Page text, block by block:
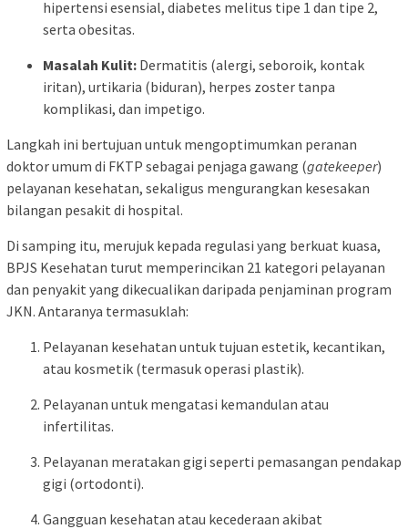
hipertensi esensial, diabetes melitus tipe 1 dan tipe 2,
serta obesitas.
Masalah Kulit: Dermatitis (alergi, seboroik, kontak
iritan), urtikaria (biduran), herpes zoster tanpa
komplikasi, dan impetigo.
Langkah ini bertujuan untuk mengoptimumkan peranan
doktor umum di FKTP sebagai penjaga gawang (gatekeeper)
pelayanan kesehatan, sekaligus mengurangkan kesesakan
bilangan pesakit di hospital.
Di samping itu, merujuk kepada regulasi yang berkuat kuasa,
BPJS Kesehatan turut memperincikan 21 kategori pelayanan
dan penyakit yang dikecualikan daripada penjaminan program
JKN. Antaranya termasuklah:
Pelayanan kesehatan untuk tujuan estetik, kecantikan,
atau kosmetik (termasuk operasi plastik).
Pelayanan untuk mengatasi kemandulan atau
infertilitas.
Pelayanan meratakan gigi seperti pemasangan pendakap
gigi (ortodonti).
Gangguan kesehatan atau kecederaan akibat